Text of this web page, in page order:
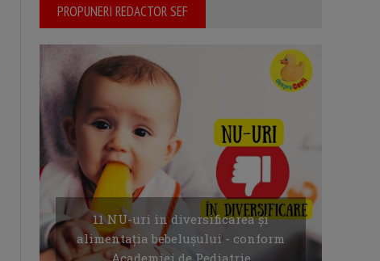
PROPUNERI REDACTOR SEF
11 NU-uri in diversificarea și
alimentația bebelușului - conform